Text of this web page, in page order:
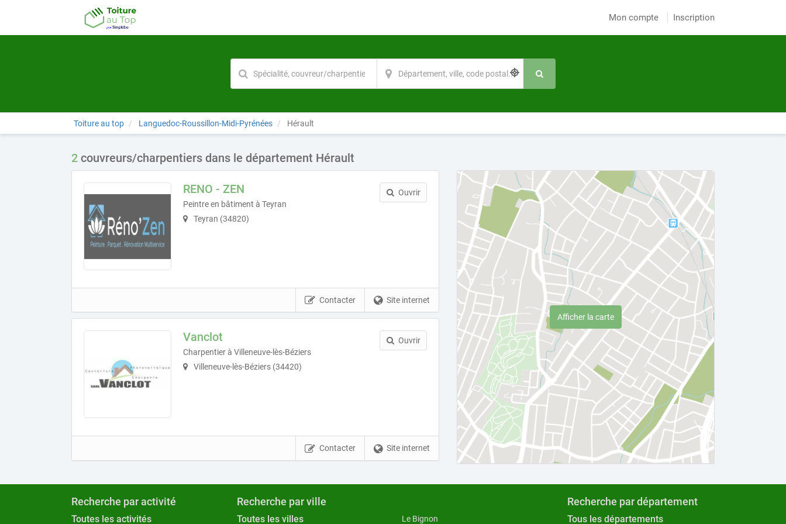
Mon compte Inscription
Toiture au top Languedoc-Roussillon-Midi-Pyrénées Hérault
2 couvreurs/charpentiers dans le département Hérault
RENO - ZEN
Peintre en bâtiment à Teyran
Teyran (34820)
Ouvrir
Site internet
Contacter
Vanclot
Charpentier à Villeneuve-lès-Béziers
Villeneuve-lès-Béziers (34420)
Ouvrir
Site internet
Contacter
Afficher la carte
Recherche par activité
Toutes les activités
Recherche par ville
Toutes les villes Le Bignon
Recherche par département
Tous les départements